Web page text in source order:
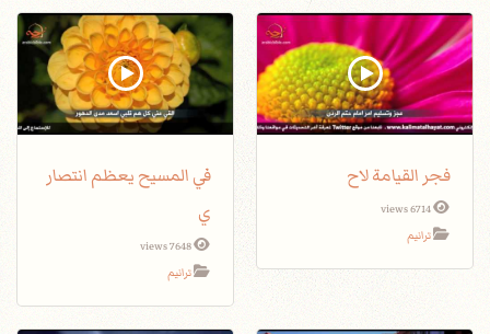
فجر القيامة لاح
6714 views
ترانيم
في المسيح يعظم انتصار
ي
7648 views
ترانيم